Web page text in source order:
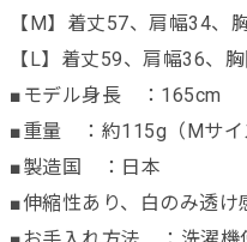
【M】着丈57、肩幅34、
【L】着丈59、肩幅36、
■モデル身長 ：165cm
■重量 ：約115g（Mサイ
■製造国 ：日本
■伸縮性あり、白のみ透け